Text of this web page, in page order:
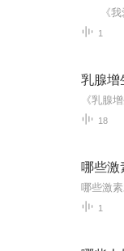
1
乳腺增
18
哪些激
1